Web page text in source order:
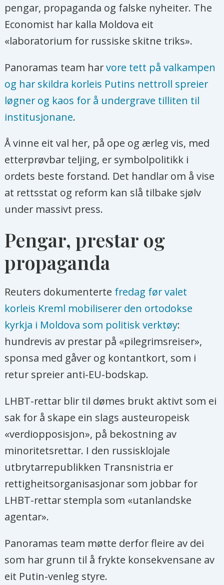
pengar, propaganda og falske nyheiter. The
Economist har kalla Moldova eit
«laboratorium for russiske skitne triks».
Panoramas team harvore tett på valkampen
og har skildra korleis Putins nettroll spreier
løgner og kaos for å undergrave tilliten til
institusjonane.
Å vinne eit val her, på ope og ærleg vis, med
etterprøvbar teljing, er symbolpolitikk i
ordets beste forstand. Det handlar om å vise
at rettsstat og reform kan slå tilbake sjølv
under massivt press.
Pengar, prestar og
propaganda
Reuters dokumenterte fredag før valet
korleis Kreml mobiliserer den ortodokse
kyrkja i Moldova som politisk verktøy:
hundrevis av prestar på «pilegrimsreiser»,
sponsa med gåver og kontantkort, som i
retur spreier anti-EU-bodskap.
LHBT-rettar blir til dømes brukt aktivt som ei
sak for å skape ein slags austeuropeisk
«verdiopposisjon», på bekostning av
minoritetsrettar. I den russisklojale
utbrytarrepublikken Transnistria er
rettigheitsorganisasjonar som jobbar for
LHBT-rettar stempla som «utanlandske
agentar».
Panoramas team møtte derfor fleire av dei
som har grunn til å frykte konsekvensane av
eit Putin-venleg styre.